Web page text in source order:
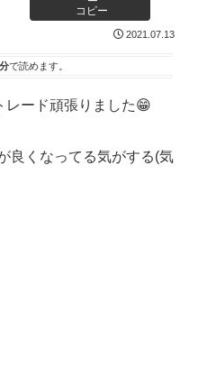
コピー
2021.07.13
で読めます。
レード頑張りました😁
良くなってる気がする(気